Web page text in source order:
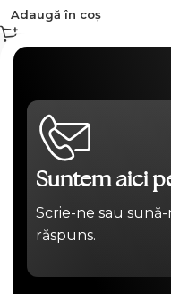
Adaugă în coș
Suntem aici
Scrie-ne sau
răspuns.